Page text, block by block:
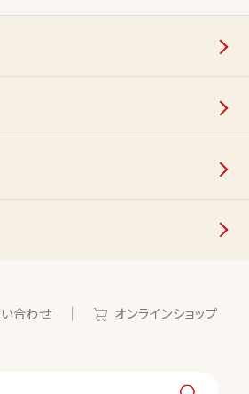
合わせ オンラインショップ